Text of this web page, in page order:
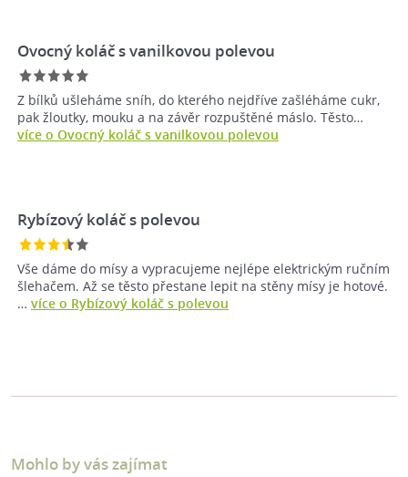
Ovocný koláč s vanilkovou polevou
Z bílků ušleháme sníh, do kterého nejdříve zašléháme cukr,
pak žloutky, mouku a na závěr rozpuštěné máslo. Těsto…
více o Ovocný koláč s vanilkovou polevou
Rybízový koláč s polevou
Vše dáme do mísy a vypracujeme nejlépe elektrickým ručním
šlehačem. Až se těsto přestane lepit na stěny mísy je hotové.
… více o Rybízový koláč s polevou
Mohlo by vás zajímat